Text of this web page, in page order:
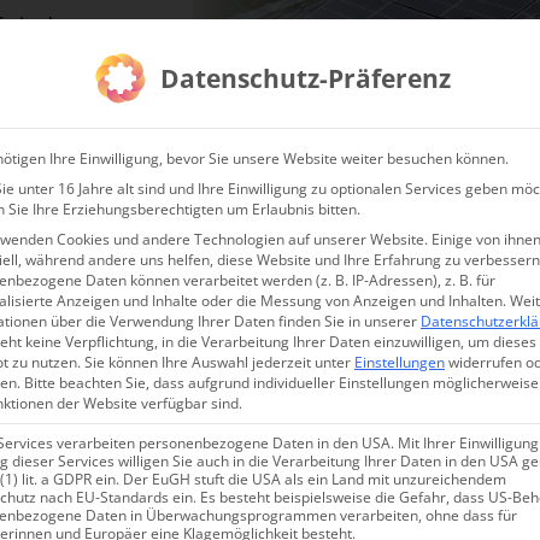
& Inspektion Behörden Sets Dienstleister Sets Online
Online Schulung:
Drohnen
Lieferumfang
Datenschutz-Präferenz
Ihre Einwilligung, bevor Sie unsere Website weiter besuchen können.
unter 16 Jahre alt sind und Ihre Einwilligung zu optionalen Services geben
Sie Ihre Erziehungsberechtigten um Erlaubnis bitten.
Cookies und andere Technologien auf unserer Website. Einige von
während andere uns helfen, diese Website und Ihre Erfahrung zu
Daten können verarbeitet werden (z. B. IP-Adressen), z. B. für
Anzeigen und Inhalte oder die Messung von Anzeigen und Inhalten.
über die Verwendung Ihrer Daten finden Sie in unserer
keine Verpflichtung, in die Verarbeitung Ihrer Daten einzuwilligen, um dieses
zu nutzen.Sie können Ihre Auswahl jederzeit unter Einstellungenwiderrufen
Bitte beachten Sie, dass aufgrund individueller Einstellungen
der Website verfügbar sind.
verarbeiten personenbezogene Daten in den USA. Mit Ihrer
dieser Services willigen Sie auch in die Verarbeitung Ihrer Daten in den USA
lit. a GDPR ein. Der EuGH stuft die USA als ein Land mit unzureichendem
nach EU-Standards ein. Es besteht beispielsweise die Gefahr, dass US-
Daten in Überwachungsprogrammen verarbeiten, ohne dass für
und Europäer eine Klagemöglichkeit besteht.